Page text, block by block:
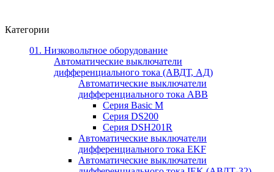
Категории
01. Низковольтное оборудование
Автоматические выключатели
дифференциального тока (АВДТ, АД)
Автоматические выключатели
дифференциального тока ABB
Серия Basic M
Серия DS200
Серия DSH201R
Автоматические выключатели
дифференциального тока EKF
Автоматические выключатели